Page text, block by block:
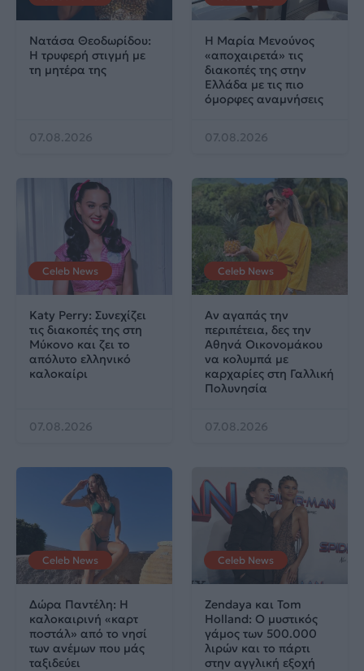
Νατάσα Θεοδωρίδου:
Η τρυφερή στιγμή με
τη μητέρα της
07.08.2026
Η Μαρία Μενούνος
«αποχαιρετά» τις
διακοπές της στην
Ελλάδα με τις πιο
όμορφες αναμνήσεις
07.08.2026
Celeb News
Katy Perry: Συνεχίζει
τις διακοπές της στη
Μύκονο και ζει το
απόλυτο ελληνικό
καλοκαίρι
07.08.2026
Celeb News
Αν αγαπάς την
περιπέτεια, δες την
Αθηνά Οικονομάκου
να κολυμπά με
καρχαρίες στη Γαλλική
Πολυνησία
07.08.2026
Celeb News
Δώρα Παντέλη: Η
καλοκαιρινή «καρτ
ποστάλ» από το νησί
των ανέμων που μάς
ταξιδεύει
Celeb News
Zendaya και Tom
Holland: Ο μυστικός
γάμος των 500.000
λιρών και το πάρτι
στην αγγλική εξοχή